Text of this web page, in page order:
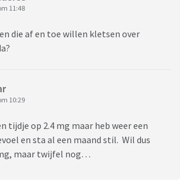
11:48
die af en toe willen kletsen over
10:29
tijdje op 2.4 mg maar heb weer een
en sta al een maand stil. Wil dus
maar twijfel nog…